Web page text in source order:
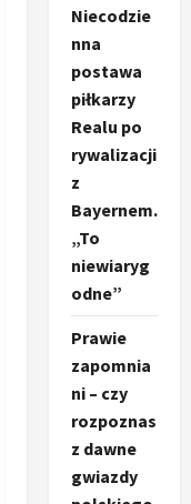
Niecodzie
nna
postawa
piłkarzy
Realu po
rywalizacji
z
Bayernem.
„To
niewiaryg
odne”
Prawie
zapomnia
ni – czy
rozpoznas
z dawne
gwiazdy